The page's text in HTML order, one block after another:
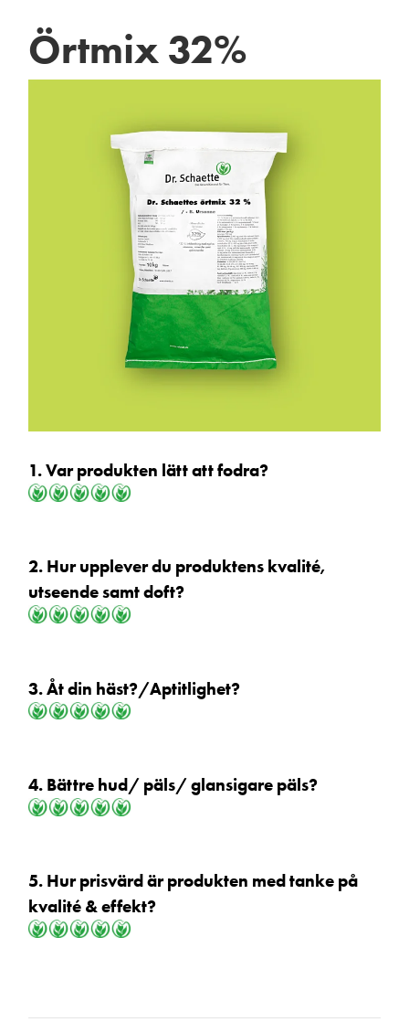
Örtmix 32%
1. Var produkten lätt att fodra?
2. Hur upplever du produktens kvalité,
utseende samt doft?
3. Åt din häst?/Aptitlighet?
4. Bättre hud/ päls/ glansigare päls?
5. Hur prisvärd är produkten med tanke på
kvalité & effekt?